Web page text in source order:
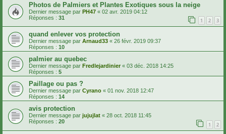
Photos de Palmiers et Plantes Exotiques sous la neige
Dernier message par PH47 « 02 avr. 2019 04:12
Réponses : 31 1 2 3
quand enlever vos protection
Dernier message par Arnaud33 « 26 févr. 2019 09:37
Réponses : 10
palmier au quebec
Dernier message par Fredlejardinier « 03 déc. 2018 14:25
Réponses : 5
Paillage ou pas ?
Dernier message par Cyrano « 01 nov. 2018 12:47
Réponses : 14
avis protection
Dernier message par jujujlat « 28 oct. 2018 11:45
Réponses : 20 1 2